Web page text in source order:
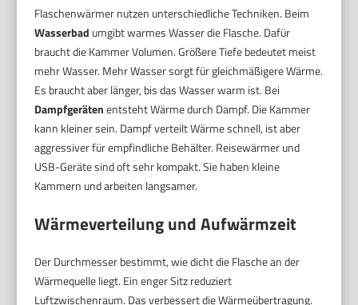
Flaschenwärmer nutzen unterschiedliche Techniken. Beim
Wasserbad umgibt warmes Wasser die Flasche. Dafür
braucht die Kammer Volumen. Größere Tiefe bedeutet meist
mehr Wasser. Mehr Wasser sorgt für gleichmäßigere Wärme.
Es braucht aber länger, bis das Wasser warm ist. Bei
Dampfgerätenentsteht Wärme durch Dampf. Die Kammer
kann kleiner sein. Dampf verteilt Wärme schnell, ist aber
aggressiver für empfindliche Behälter. Reisewärmer und
USB-Geräte sind oft sehr kompakt. Sie haben kleine
Kammern und arbeiten langsamer.
Wärmeverteilung und Aufwärmzeit
Der Durchmesser bestimmt, wie dicht die Flasche an der
Wärmequelle liegt. Ein enger Sitz reduziert
Luftzwischenraum. Das verbessert die Wärmeübertragung.